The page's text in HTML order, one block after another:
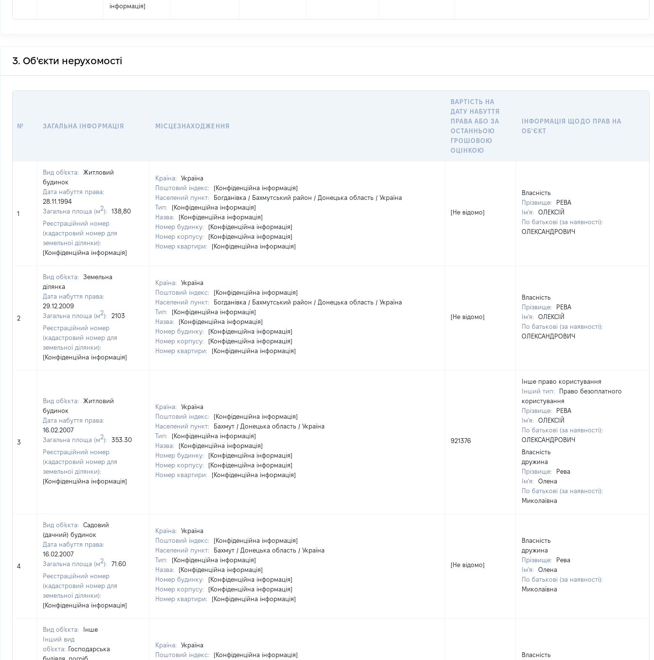
інформація]
3. Об'єкти нерухомості
№ ЗАГАЛЬНА ІНФОРМАЦІЯ МІСЦЕЗНАХОДЖЕННЯ
ВАРТІСТЬ НА
ДАТУ НАБУТТЯ
ПРАВА АБО ЗА
ОСТАННЬОЮ
ГРОШОВОЮ
ОЦІНКОЮ
ІНФОРМАЦІЯ ЩОДО ПРАВ НА
ОБ'ЄКТ
1
Вид об'єкта:
Житловий
будинок
Дата набуття права:
28.11.1994
Загальна площа (м2):
138,80
Реєстраційний номер
(кадастровий номер для
земельної ділянки):
[Конфіденційна інформація]
Країна:
Україна
Поштовий індекс:
[Конфіденційна інформація]
Населений пункт:
Богданівка / Бахмутський район / Донецька область / Україна
Тип:
[Конфіденційна інформація]
Назва:
[Конфіденційна інформація]
Номер будинку:
[Конфіденційна інформація]
Номер корпусу:
[Конфіденційна інформація]
Номер квартири:
[Конфіденційна інформація]
[Не відомо]
Власність
Прізвище:
РЕВА
Ім'я:
ОЛЕКСІЙ
По батькові (за наявності):
ОЛЕКСАНДРОВИЧ
2
Вид об'єкта:
Земельна
ділянка
Дата набуття права:
29.12.2009
Загальна площа (м2):
2103
Реєстраційний номер
(кадастровий номер для
земельної ділянки):
[Конфіденційна інформація]
Країна:
Україна
Поштовий індекс:
[Конфіденційна інформація]
Населений пункт:
Богданівка / Бахмутський район / Донецька область / Україна
Тип:
[Конфіденційна інформація]
Назва:
[Конфіденційна інформація]
Номер будинку:
[Конфіденційна інформація]
Номер корпусу:
[Конфіденційна інформація]
Номер квартири:
[Конфіденційна інформація]
[Не відомо]
Власність
Прізвище:
РЕВА
Ім'я:
ОЛЕКСІЙ
По батькові (за наявності):
ОЛЕКСАНДРОВИЧ
3
Вид об'єкта:
Житловий
будинок
Дата набуття права:
16.02.2007
Загальна площа (м2):
353.30
Реєстраційний номер
(кадастровий номер для
земельної ділянки):
[Конфіденційна інформація]
Країна:
Україна
Поштовий індекс:
[Конфіденційна інформація]
Населений пункт:
Бахмут / Донецька область / Україна
Тип:
[Конфіденційна інформація]
Назва:
[Конфіденційна інформація]
Номер будинку:
[Конфіденційна інформація]
Номер корпусу:
[Конфіденційна інформація]
Номер квартири:
[Конфіденційна інформація]
921376
Інше право користування
Інший тип:
Право безоплатного
користування
Прізвище:
РЕВА
Ім'я:
ОЛЕКСІЙ
По батькові (за наявності):
ОЛЕКСАНДРОВИЧ
Власність
дружина
Прізвище:
Рева
Ім'я:
Олена
По батькові (за наявності):
Миколаївна
4
Вид об'єкта:
Садовий
(дачний) будинок
Дата набуття права:
16.02.2007
Загальна площа (м2):
71.60
Реєстраційний номер
(кадастровий номер для
земельної ділянки):
[Конфіденційна інформація]
Країна:
Україна
Поштовий індекс:
[Конфіденційна інформація]
Населений пункт:
Бахмут / Донецька область / Україна
Тип:
[Конфіденційна інформація]
Назва:
[Конфіденційна інформація]
Номер будинку:
[Конфіденційна інформація]
Номер корпусу:
[Конфіденційна інформація]
Номер квартири:
[Конфіденційна інформація]
[Не відомо]
Власність
дружина
Прізвище:
Рева
Ім'я:
Олена
По батькові (за наявності):
Миколаївна
Вид об'єкта:
Інше
Інший вид
об'єкта: Господарська
будівля, погріб
Країна:
Україна
Поштовий індекс:
[Конфіденційна інформація] Власність